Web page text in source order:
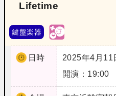
Lifetime
鍵盤楽器
日時
2025年4月11
開演：19:00